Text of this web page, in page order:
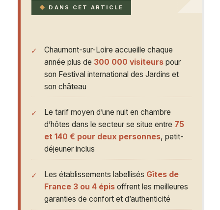
DANS CET ARTICLE
Chaumont-sur-Loire accueille chaque
année plus de 300 000 visiteurs pour
son Festival international des Jardins et
son château
Le tarif moyen d’une nuit en chambre
d’hôtes dans le secteur se situe entre 75
et 140 € pour deux personnes, petit-
déjeuner inclus
Les établissements labellisés Gîtes de
France 3 ou 4 épis offrent les meilleures
garanties de confort et d’authenticité